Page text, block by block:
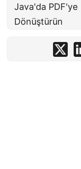
Java'da PDF'ye
Dönüştürün